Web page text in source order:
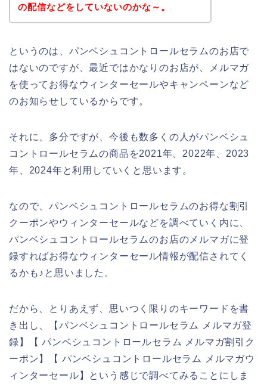
の配信などをしていないのかな～。
というのは、パンベシュコントロールセラムのお店で
はないのですが、最近ではかなりのお店が、メルマガ
を使ってお得なウィンターセールやキャンペーンなど
のお知らせしているからです。
それに、多分ですが、今後も数多くの人がパンベシュ
コントロールセラムの商品を2021年、2022年、2023
年、2024年と利用していくと思います。
なので、パンベシュコントロールセラムのお得な割引
クーポンやウィンターセールなどを調べていく内に、
パンベシュコントロールセラムのお店のメルマガに登
録すればお得なウィンターセール情報が配信されてく
るかも♪と思いました。
だから、とりあえず、思いつく限りのキーワードを書
き出し、【パンベシュコントロールセラム メルマガ登
録】【 パンベシュコントロールセラム メルマガ割引ク
ーポン】【 パンベシュコントロールセラム メルマガウ
ィンターセール】という感じで調べてみることにしま